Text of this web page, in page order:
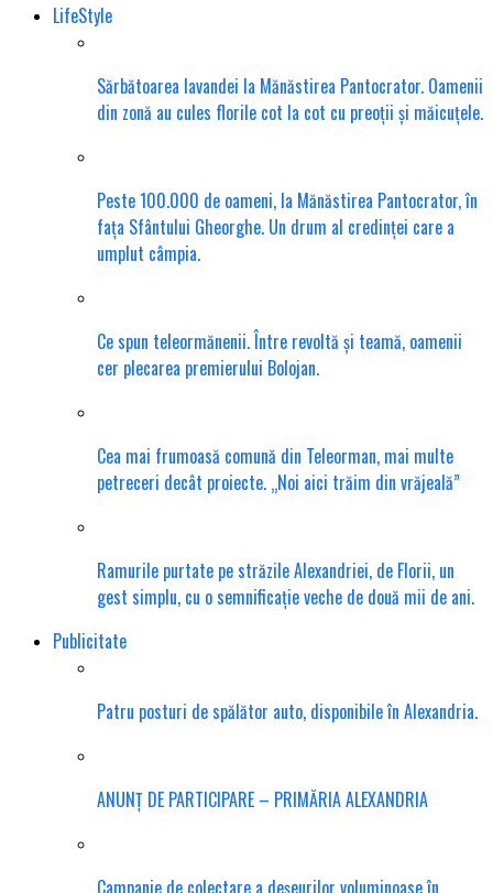
LifeStyle
Sărbătoarea lavandei la Mănăstirea Pantocrator. Oamenii
din zonă au cules florile cot la cot cu preoții și măicuțele.
Peste 100.000 de oameni, la Mănăstirea Pantocrator, în
fața Sfântului Gheorghe. Un drum al credinței care a
umplut câmpia.
Ce spun teleormănenii. Între revoltă și teamă, oamenii
cer plecarea premierului Bolojan.
Cea mai frumoasă comună din Teleorman, mai multe
petreceri decât proiecte. „Noi aici trăim din vrăjeală”
Ramurile purtate pe străzile Alexandriei, de Florii, un
gest simplu, cu o semnificație veche de două mii de ani.
Publicitate
Patru posturi de spălător auto, disponibile în Alexandria.
ANUNȚ DE PARTICIPARE – PRIMĂRIA ALEXANDRIA
Campanie de colectare a deșeurilor voluminoase în